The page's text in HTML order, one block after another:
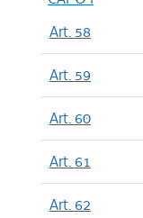
Art. 58
Art. 59
Art. 60
Art. 61
Art. 62